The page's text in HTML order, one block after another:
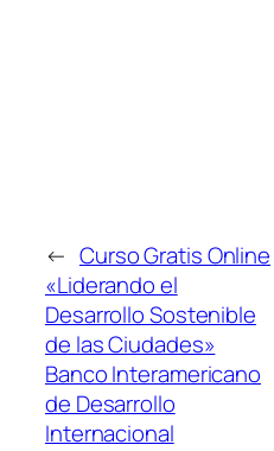
← Curso Gratis Online
«Liderando el
Desarrollo Sostenible
de las Ciudades»
Banco Interamericano
de Desarrollo
Internacional